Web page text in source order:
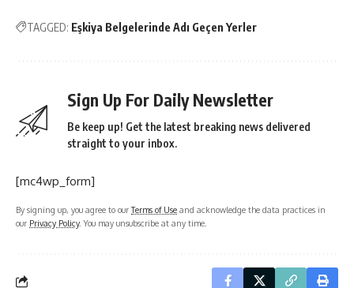
TAGGED: Eşkiya Belgelerinde Adı Geçen Yerler
Sign Up For Daily Newsletter
Be keep up! Get the latest breaking news delivered
straight to your inbox.
[mc4wp_form]
By signing up, you agree to ourTerms of Use and acknowledge the data practices in
our Privacy Policy. You may unsubscribe at any time.